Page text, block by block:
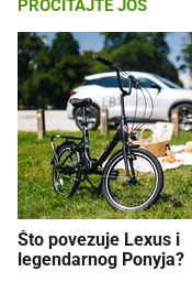
PROČITAJTE JOŠ
Što povezuje Lexus i
legendarnog Ponyja?